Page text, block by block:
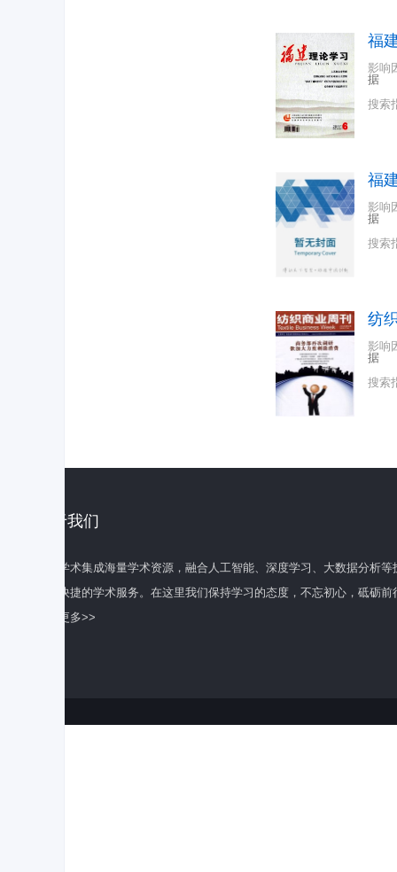
福
影响
据
搜索
福
影响
据
搜索
纺
影响
据
搜索
关于我们
百度学术集成海量学术资源，融合人工智能、深度学习、大数据分析
全面快捷的学术服务。在这里我们保持学习的态度，不忘初心，砥砺前
了解更多>>